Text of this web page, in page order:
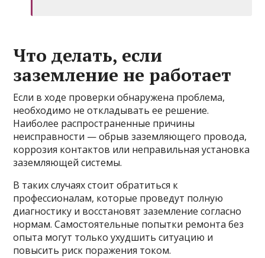
Что делать, если
заземление не работает
Если в ходе проверки обнаружена проблема,
необходимо не откладывать ее решение.
Наиболее распространенные причины
неисправности — обрыв заземляющего провода,
коррозия контактов или неправильная установка
заземляющей системы.
В таких случаях стоит обратиться к
профессионалам, которые проведут полную
диагностику и восстановят заземление согласно
нормам. Самостоятельные попытки ремонта без
опыта могут только ухудшить ситуацию и
повысить риск поражения током.